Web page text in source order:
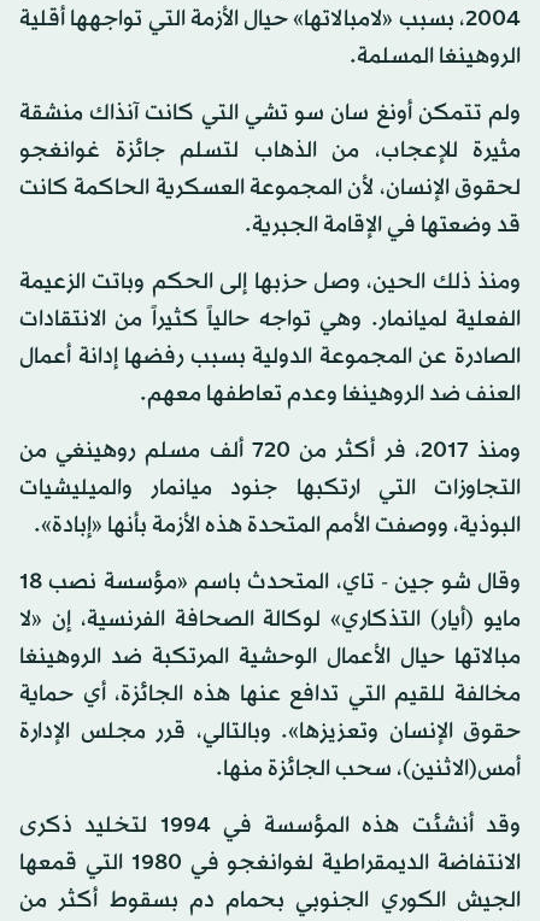
2004، بسبب «لامبالاتها» حيال الأزمة التي تواجهها أقلية
الروهينغا المسلمة.
ولم تتمكن أونغ سان سو تشي التي كانت آنذاك منشقة
مثيرة للإعجاب، من الذهاب لتسلم جائزة غوانغجو
لحقوق الإنسان، لأن المجموعة العسكرية الحاكمة كانت
قد وضعتها في الإقامة الجبرية.
ومنذ ذلك الحين، وصل حزبها إلى الحكم وباتت الزعيمة
الفعلية لميانمار. وهي تواجه حالياً كثيراً من الانتقادات
الصادرة عن المجموعة الدولية بسبب رفضها إدانة أعمال
العنف ضد الروهينغا وعدم تعاطفها معهم.
ومنذ 2017، فر أكثر من 720 ألف مسلم روهينغي من
التجاوزات التي ارتكبها جنود ميانمار والميليشيات
البوذية، ووصفت الأمم المتحدة هذه الأزمة بأنها «إبادة».
وقال شو جين - تاي، المتحدث باسم «مؤسسة نصب 18
مايو (أيار) التذكاري» لوكالة الصحافة الفرنسية، إن «لا
مبالاتها حيال الأعمال الوحشية المرتكبة ضد الروهينغا
مخالفة للقيم التي تدافع عنها هذه الجائزة، أي حماية
حقوق الإنسان وتعزيزها». وبالتالي، قرر مجلس الإدارة
أمس(الاثنين)، سحب الجائزة منها.
وقد أنشئت هذه المؤسسة في 1994 لتخليد ذكرى
الانتفاضة الديمقراطية لغوانغجو في 1980 التي قمعها
الجيش الكوري الجنوبي بحمام دم بسقوط أكثر من